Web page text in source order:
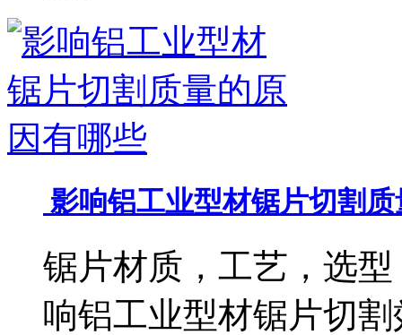
影响铝工业型材锯片切割
锯片材质，工艺，选型
响铝工业型材锯片切